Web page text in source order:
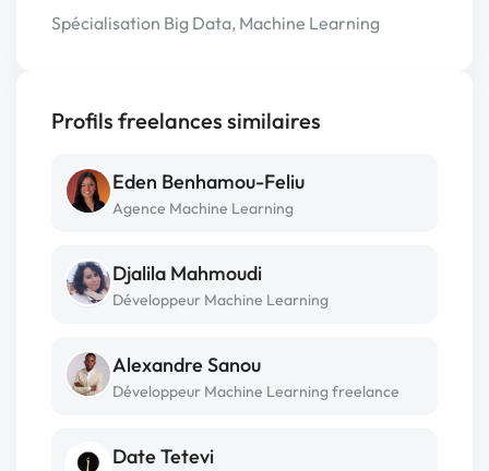
Spécialisation Big Data, Machine Learning
Profils freelances similaires
Eden Benhamou-Feliu
Agence Machine Learning
Djalila Mahmoudi
Développeur Machine Learning
Alexandre Sanou
Développeur Machine Learning freelance
Date Tetevi